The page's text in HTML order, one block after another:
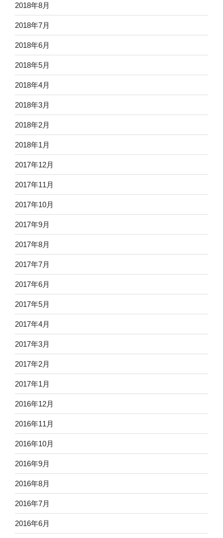
2018年8月
2018年7月
2018年6月
2018年5月
2018年4月
2018年3月
2018年2月
2018年1月
2017年12月
2017年11月
2017年10月
2017年9月
2017年8月
2017年7月
2017年6月
2017年5月
2017年4月
2017年3月
2017年2月
2017年1月
2016年12月
2016年11月
2016年10月
2016年9月
2016年8月
2016年7月
2016年6月